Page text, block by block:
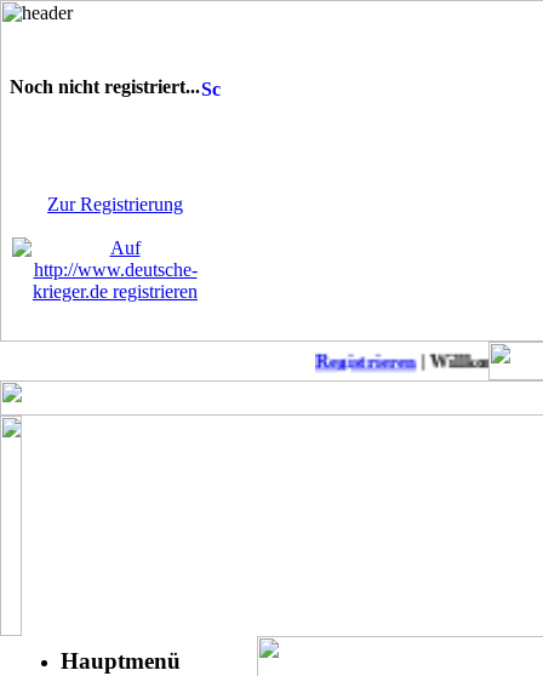
Registrieren| Willkommen
Hauptmenü
Noch nicht registriert...
Zur Registrierung